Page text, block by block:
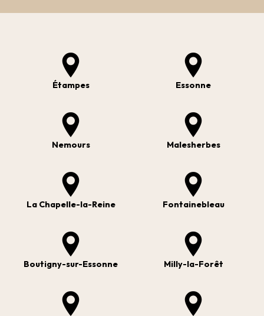
Étampes Essonne
Nemours Malesherbes
La Chapelle-la-Reine Fontainebleau
Boutigny-sur-Essonne Milly-la-Forêt